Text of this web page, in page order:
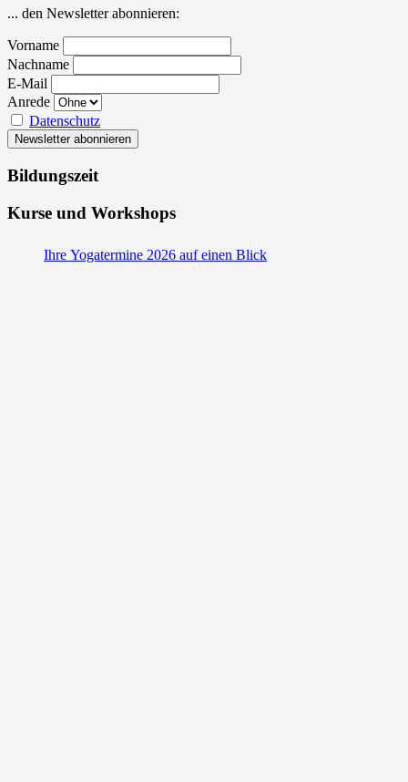
... den Newsletter abonnieren:
Vorname
Nachname
E-Mail
Anrede
Datenschutz
Bildungszeit
Kurse und Workshops
Ihre Yogatermine 2026 auf einen Blick